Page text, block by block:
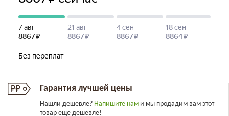
Гарантия лучшей цены
Нашли дешевле? Напишите нам и мы продадим вам этот
товар еще дешевле!